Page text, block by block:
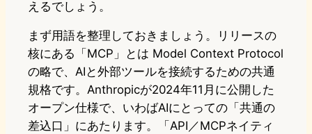
えるでしょう。
まず用語を整理しておきましょう。リリースの
核にある「MCP」とは Model Context Protocol
の略で、AIと外部ツールを接続するための共通
規格です。Anthropicが2024年11月に公開した
オープン仕様で、いわばAIにとっての「共通の
差込口」にあたります。「API／MCPネイティ